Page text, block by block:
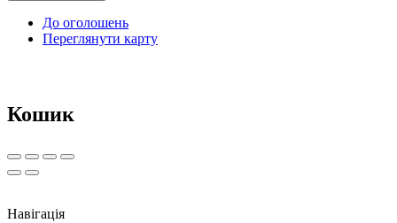
До оголошень
Переглянути карту
Кошик
Навігація